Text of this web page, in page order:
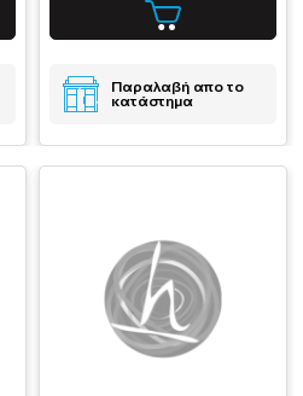
Παραλαβή απο το
κατάστημα